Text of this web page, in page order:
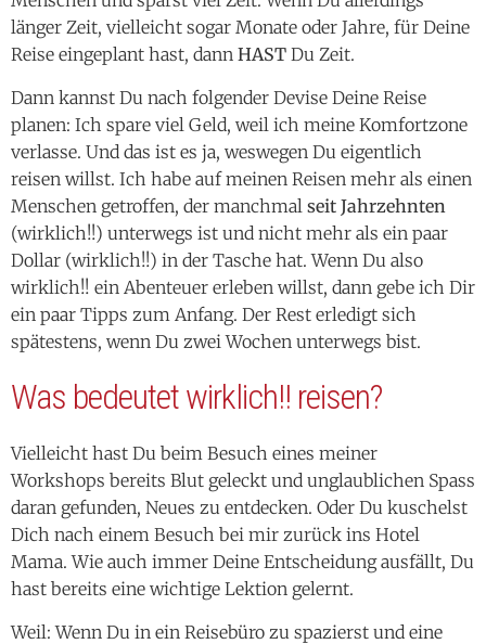
länger Zeit, vielleicht sogar Monate oder Jahre, für Deine
Reise eingeplant hast, dann HAST Du Zeit.
Dann kannst Du nach folgender Devise Deine Reise
planen: Ich spare viel Geld, weil ich meine Komfortzone
verlasse. Und das ist es ja, weswegen Du eigentlich
reisen willst. Ich habe auf meinen Reisen mehr als einen
Menschen getroffen, der manchmal seit Jahrzehnten
(wirklich!!) unterwegs ist und nicht mehr als ein paar
Dollar (wirklich!!) in der Tasche hat. Wenn Du also
wirklich!! ein Abenteuer erleben willst, dann gebe ich Dir
ein paar Tipps zum Anfang. Der Rest erledigt sich
spätestens, wenn Du zwei Wochen unterwegs bist.
Was bedeutet wirklich!! reisen?
Vielleicht hast Du beim Besuch eines meiner
Workshops bereits Blut geleckt und unglaublichen Spass
daran gefunden, Neues zu entdecken. Oder Du kuschelst
Dich nach einem Besuch bei mir zurück ins Hotel
Mama. Wie auch immer Deine Entscheidung ausfällt, Du
hast bereits eine wichtige Lektion gelernt.
Weil: Wenn Du in ein Reisebüro zu spazierst und eine